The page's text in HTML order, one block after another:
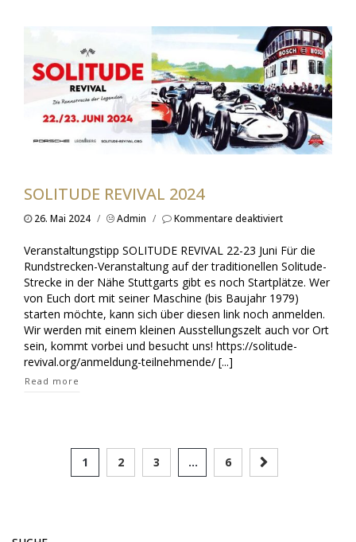
SOLITUDE REVIVAL 2024
26. Mai 2024 / Admin / Kommentare deaktiviertfür
Revival
2024
Veranstaltungstipp SOLITUDE REVIVAL 22-23 Juni Für die
Rundstrecken-Veranstaltung auf der traditionellen Solitude-
Strecke in der Nähe Stuttgarts gibt es noch Startplätze. Wer
von Euch dort mit seiner Maschine (bis Baujahr 1979)
starten möchte, kann sich über diesen link noch anmelden.
Wir werden mit einem kleinen Ausstellungszelt auch vor Ort
sein, kommt vorbei und besucht uns! https://solitude-
revival.org/anmeldung-teilnehmende/ [...]
Read more
1 2 3 … 6